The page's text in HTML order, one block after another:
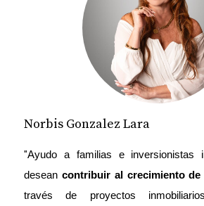
inversiones completamente pasivas.
Es decir, comprar una propiedad
mantenerla o esperar valorización
suele ser suficiente por sí solo.
Entonces, ¿cómo
real estate
Norbis Gonzalez Lara
"Ayudo a familias e inversionistas
desean contribuir al crecimiento de
través de proyectos